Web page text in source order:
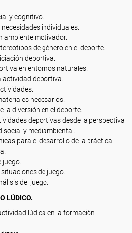
y cognitivo.
individuales.
ambiente motivador.
de género en el deporte.
deportiva.
en entornos naturales.
actividad deportiva.
necesarios.
la diversión en el deporte.
deportivas desde la perspectiva
y mediambiental.
para el desarrollo de la práctica
juego.
de juego.
del juego.
LÚDICO.
lúdica en la formación